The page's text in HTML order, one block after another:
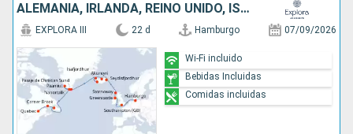
ALEMANIA, IRLANDA, REINO UNIDO, ISLANDIA, GROENLANDIA, CANADÁ
EXPLORA III 22 d Hamburgo 07/09/2026
Wi-Fi incluido
Bebidas Incluidas
Comidas incluidas